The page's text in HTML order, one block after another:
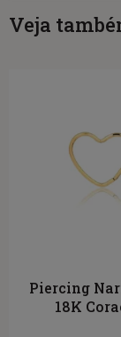
Veja
Piercing
18K